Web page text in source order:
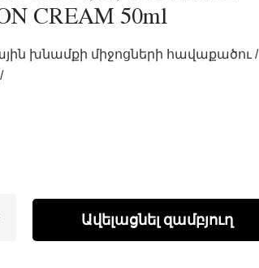
CREAM 50ml
խնամքի միջոցների հավաքածու /
Ավելացնել զամբյուղ